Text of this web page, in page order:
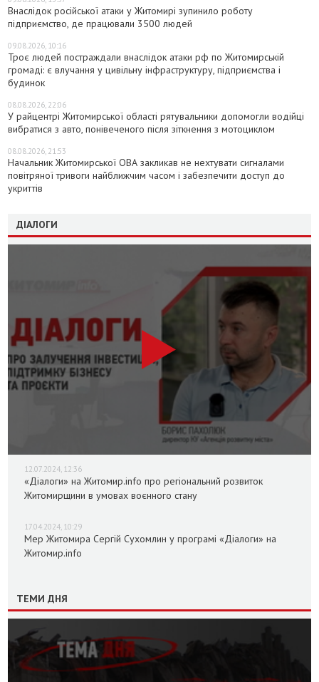
Внаслідок російської атаки у Житомирі зупинило роботу
підприємство, де працювали 3500 людей
09.08.2026, 10:16
Троє людей постраждали внаслідок атаки рф по Житомирській
громаді: є влучання у цивільну інфраструктуру, підприємства і
будинок
08.08.2026, 22:06
У райцентрі Житомирської області рятувальники допомогли водійці
вибратися з авто, понівеченого після зіткнення з мотоциклом
08.08.2026, 21:53
Начальник Житомирської ОВА закликав не нехтувати сигналами
повітряної тривоги найближчим часом і забезпечити доступ до
укриттів
ДІАЛОГИ
12.07.2024, 12:36
«Діалоги» на Житомир.info про регіональний розвиток
Житомирщини в умовах воєнного стану
17.04.2024, 10:29
Мер Житомира Сергій Сухомлин у програмі «Діалоги» на
Житомир.info
ТЕМИ ДНЯ